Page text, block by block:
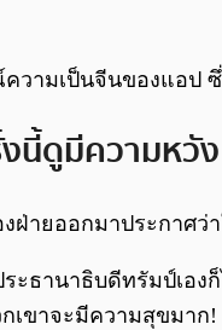
ความเป็นจีนของแอป
งนี้ดูมีความหวัง
ฝ่ายออกมาประกาศว่
ธานาธิบดีทรัมป์เอง
กเขาจะมีความสุขมา